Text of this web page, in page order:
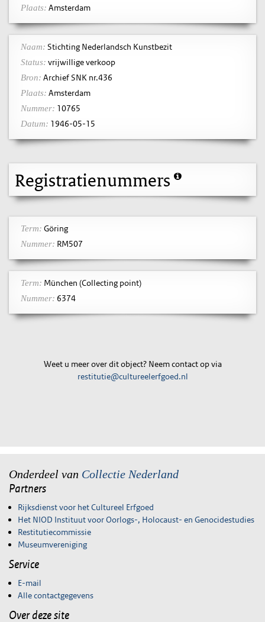
Plaats: Amsterdam
Naam: Stichting Nederlandsch Kunstbezit
Status: vrijwillige verkoop
Bron: Archief SNK nr.436
Plaats: Amsterdam
Nummer: 10765
Datum: 1946-05-15
Registratienummers
Term: Göring
Nummer: RM507
Term: München (Collecting point)
Nummer: 6374
Weet u meer over dit object? Neem contact op via
restitutie@cultureelerfgoed.nl
Onderdeel van Collectie Nederland
Partners
Rijksdienst voor het Cultureel Erfgoed
Het NIOD Instituut voor Oorlogs-, Holocaust- en Genocidestudies
Restitutiecommissie
Museumvereniging
Service
E-mail
Alle contactgegevens
Over deze site